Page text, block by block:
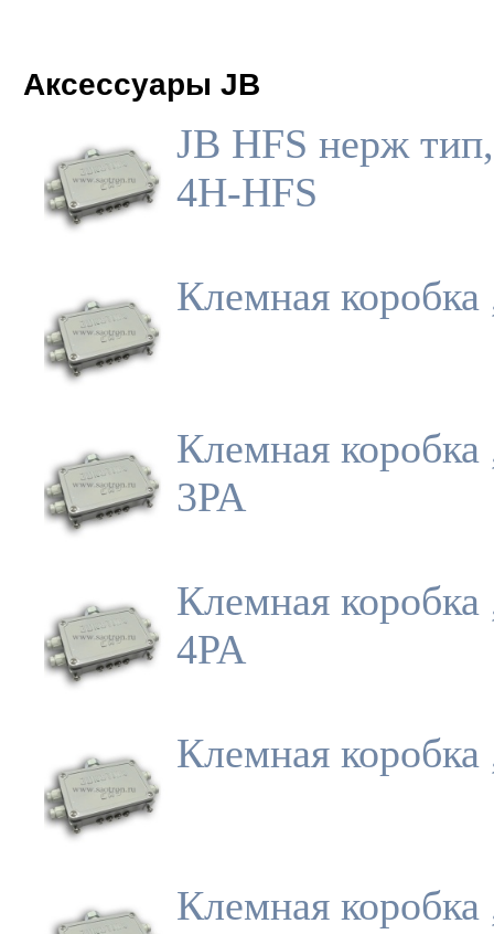
Аксессуары JB
JB HFS нерж
4H-HFS
Клемная коробка
Клемная коробка
3PA
Клемная коробка
4PA
Клемная коробка
Клемная коробка